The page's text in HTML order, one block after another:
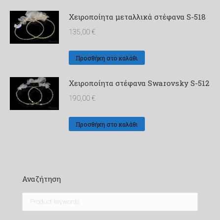
Χειροποίητα μεταλλικά στέφανα S-518
135,00 €
Προσθήκη στο καλάθι
Χειροποίητα στέφανα Swarovsky S-512
190,00 €
Προσθήκη στο καλάθι
Αναζήτηση